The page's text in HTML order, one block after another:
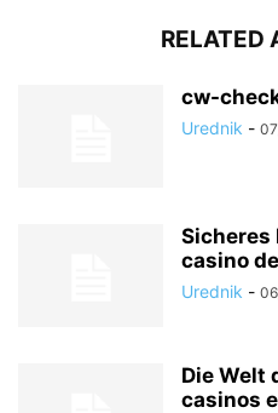
RELATED
cw-
Urednik -
Sicheres
casino
Urednik -
Die Welt
casinos